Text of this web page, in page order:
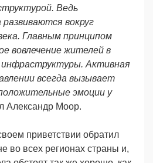
Ведь
вокруг
Главным принципом
вовлечение жителей в
инфраструктуры. Активная
всегда вызывает
эмоции у
Александр Моор.
приветствии обратил
во всех регионах страны и,